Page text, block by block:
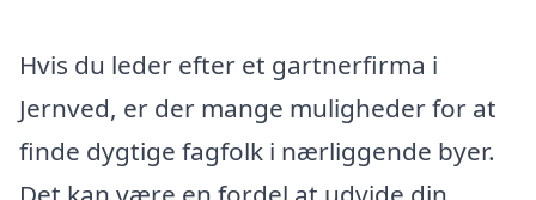
Hvis du leder efter et gartnerfirma i
Jernved, er der mange muligheder for at
finde dygtige fagfolk i nærliggende byer.